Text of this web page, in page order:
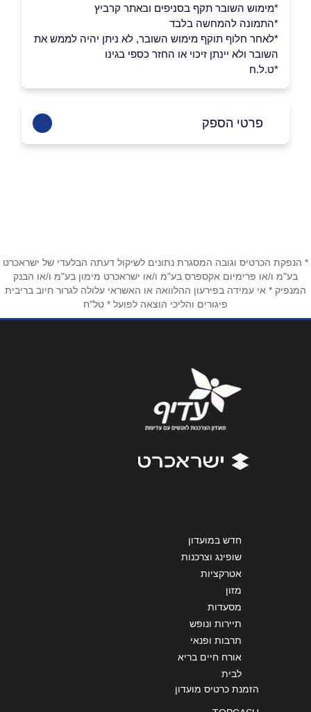
*מימוש השובר תקף בסניפים ובאתר קרביץ
*התמונה להמחשה בלבד
*לאחר חלוף תוקף מימוש השובר, לא ניתן יהיה לממש את
השובר ולא יינתן זיכוי או החזר כספי בגינו
*ט.ל.ח
פרטי הספק
באתר בפייסבוק באינסטגרם ביוטיוב
* הנפקת הכרטיס וגובה המסגרת נתונים לשיקול דעתה הבלעדי של ישראכרט
בע"מ ו/או פרימיום אקספרס בע"מ ו/או ישראכרט מימון בע"מ ו/או הבנק
המנפיק * אי עמידה בפירעון ההלוואה או האשראי עלולה לגרור חיוב בריבית
פיגורים והליכי הוצאה לפועל * טל"ח
חדש במועדון
שופינג וצרכנות
אטרקציות
מזון
מסעדות
תיירות ונופש
תרבות ופנאי
אורח חיים בריא
לבית
הזמנת כרטיס מועדון